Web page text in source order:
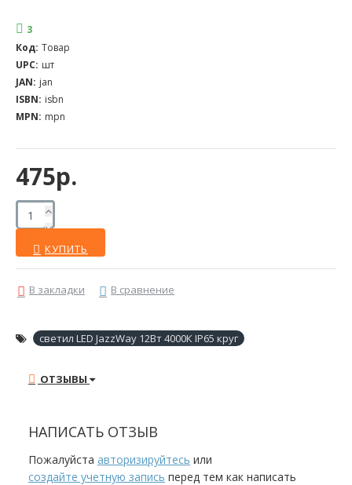
475р.
3
Код: Товар
UPC: шт
JAN: jan
ISBN: isbn
MPN: mpn
КУПИТЬ
В закладки В сравнение
светил LED JazzWay 12Вт 4000К IP65 круг
ОТЗЫВЫ
НАПИСАТЬ ОТЗЫВ
Пожалуйста авторизируйтесь или
создайте учетную запись перед тем как написать